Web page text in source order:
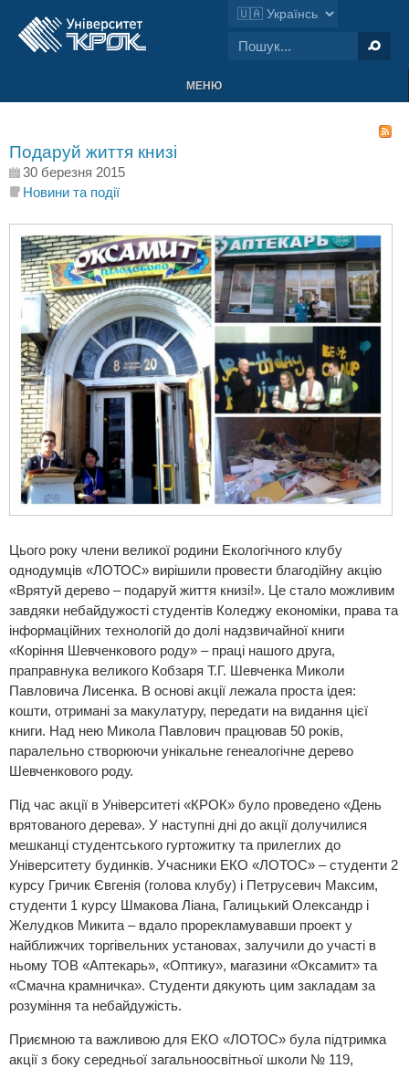
МЕНЮ
Подаруй життя книзі
30 березня 2015
Новини та події
Цього року члени великої родини Екологічного клубу
однодумців «ЛОТОС» вирішили провести благодійну акцію
«Врятуй дерево – подаруй життя книзі!». Це стало можливим
завдяки небайдужості студентів Коледжу економіки, права та
інформаційних технологій до долі надзвичайної книги
«Коріння Шевченкового роду» – праці нашого друга,
праправнука великого Кобзаря Т.Г. Шевченка Миколи
Павловича Лисенка. В основі акції лежала проста ідея:
кошти, отримані за макулатуру, передати на видання цієї
книги. Над нею Микола Павлович працював 50 років,
паралельно створюючи унікальне генеалогічне дерево
Шевченкового роду.
Під час акції в Університеті «КРОК» було проведено «День
врятованого дерева». У наступні дні до акції долучилися
мешканці студентського гуртожитку та прилеглих до
Університету будинків. Учасники ЕКО «ЛОТОС» – студенти 2
курсу Гричик Євгенія (голова клубу) і Петрусевич Максим,
студенти 1 курсу Шмакова Ліана, Галицький Олександр і
Желудков Микита – вдало прорекламувавши проект у
найближчих торгівельних установах, залучили до участі в
ньому ТОВ «Аптекарь», «Оптику», магазини «Оксамит» та
«Смачна крамничка». Студенти дякують цим закладам за
розуміння та небайдужість.
Приємною та важливою для ЕКО «ЛОТОС» була підтримка
акції з боку середньої загальноосвітньої школи № 119,